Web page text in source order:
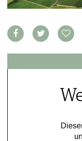
MEDIATHEK
BILDSTRECKEN
NEWS